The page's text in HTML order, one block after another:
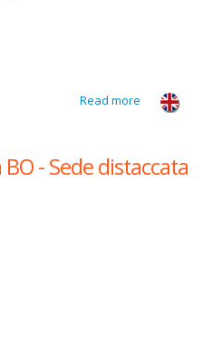
Read more about Sede
Gaiano
- Sede distaccata